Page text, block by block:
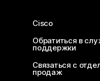
Cisco
Обратиться в
поддержки
Связаться с
продаж